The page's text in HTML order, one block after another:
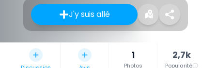
J'y suis allé
1
Photos
2,7k
Popularité